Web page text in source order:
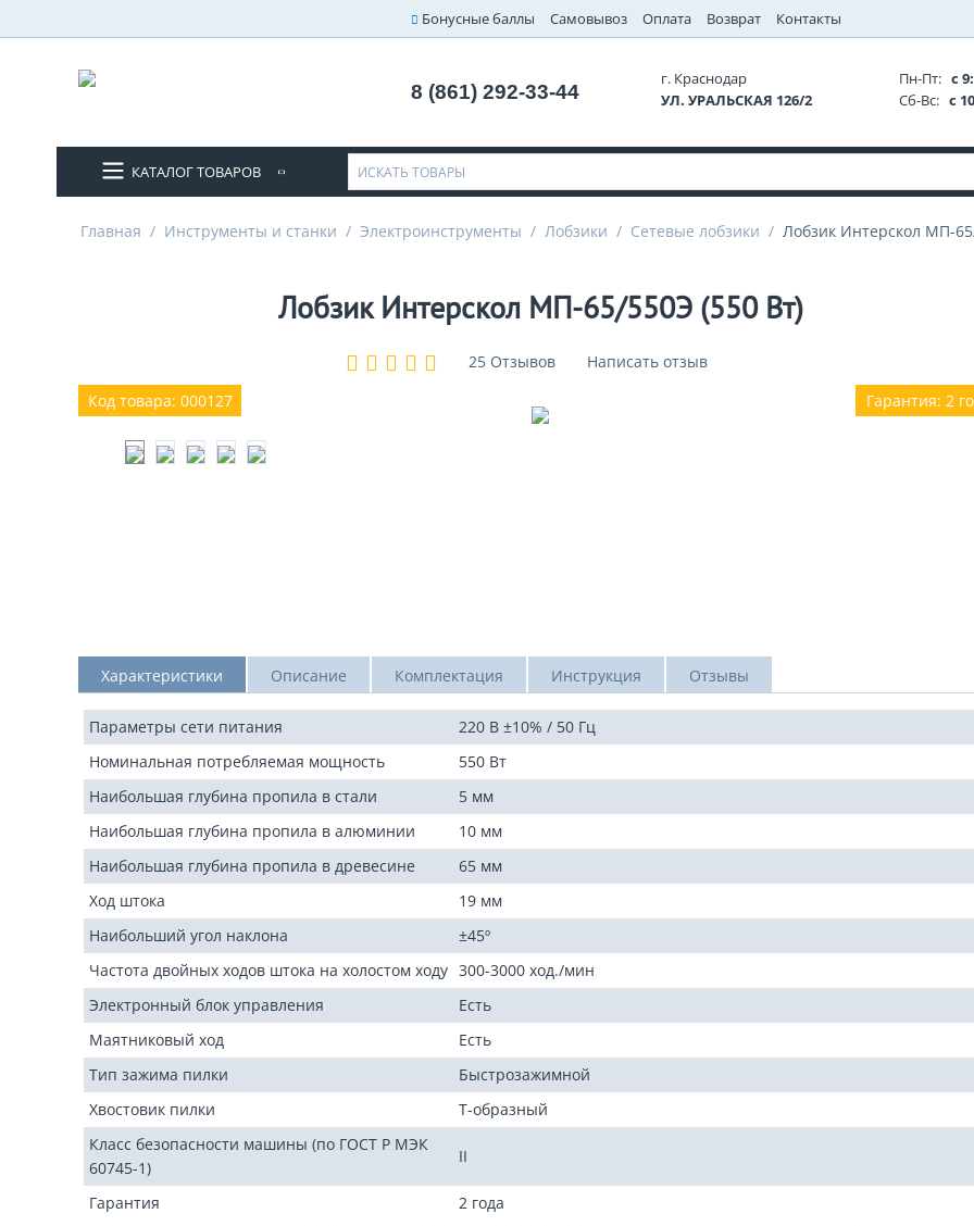
Бонусные баллы Самовывоз Оплата Возврат Контакты
8 (861) 292-33-44
г. Краснодар
УЛ. УРАЛЬСКАЯ 126/2
Пн-Пт: с
Сб-Вс: с
КАТАЛОГ ТОВАРОВ
Главная / Инструменты и станки / Электроинструменты / Лобзики / Сетевые лобзики / Лобзик Интерскол МП-
Лобзик Интерскол МП-65/550Э (550 Вт)
25 Отзывов
Написать отзыв
Гарантия: 2
Код товара: 000127
Характеристики Описание Комплектация Инструкция Отзывы
Параметры сети питания
220 В ±10% / 50 Гц
Номинальная потребляемая мощность
550 Вт
Наибольшая глубина пропила в стали
5 мм
Наибольшая глубина пропила в алюминии
10 мм
Наибольшая глубина пропила в древесине
65 мм
Ход штока
19 мм
Наибольший угол наклона
±45º
Частота двойных ходов штока на холостом ходу 300-3000 ход./мин
Электронный блок управления
Есть
Маятниковый ход
Есть
Тип зажима пилки
Быстрозажимной
Хвостовик пилки
Т-образный
Класс безопасности машины (по ГОСТ Р МЭК
60745-1)
II
Гарантия
2 года